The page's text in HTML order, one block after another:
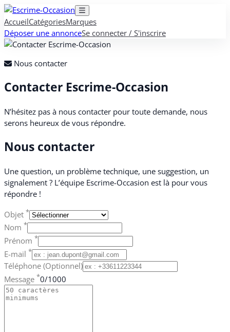
AccueilCatégoriesMarques
Déposer une annonceSe connecter / S'inscrire
Nous contacter
Contacter Escrime-Occasion
N’hésitez pas à nous contacter pour toute demande, nous
serons heureux de vous répondre.
Nous contacter
Une question, un problème technique, une suggestion, un
signalement ? L’équipe Escrime-Occasion est là pour vous
répondre !
Objet *
Nom *
Prénom *
E-mail *
Téléphone (Optionnel)
Message *0/1000